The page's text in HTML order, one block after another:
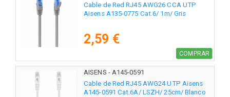
Cable de Red RJ45 AWG26 CCA UTP
Aisens A135-0775 Cat.6/ 1m/ Gris
2,59 €
COMPRAR
AISENS - A145-0591
Cable de Red RJ45 AWG24 UTP Aisens
A145-0591 Cat.6A/ LSZH/ 25cm/ Blanco